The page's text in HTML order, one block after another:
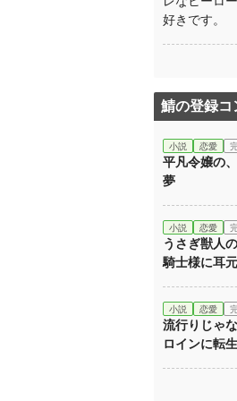
好きです。
鯖の登録コ
小説 恋愛
平凡令嬢の
夢
小説 恋愛
うさぎ獣人
騎士様に耳
小説 恋愛
流行りじゃ
ロインに転